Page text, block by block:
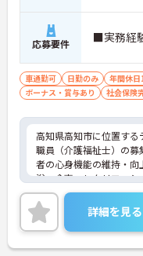
応募要件 ■実務経
車通勤可 日勤のみ 年間休
ボーナス・賞与あり
社会保険
高知県高知市に位置す
職員（介護福祉士）の募
者の心身機能の維持・向
浴・食事・レクリエー
されています。
年間休日は110日もあり
にしながらご勤務いた
勤が可能です。通勤が苦
ご興味のある方には、
詳細を見る